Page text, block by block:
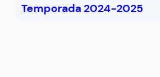
Temporada 2024-2025